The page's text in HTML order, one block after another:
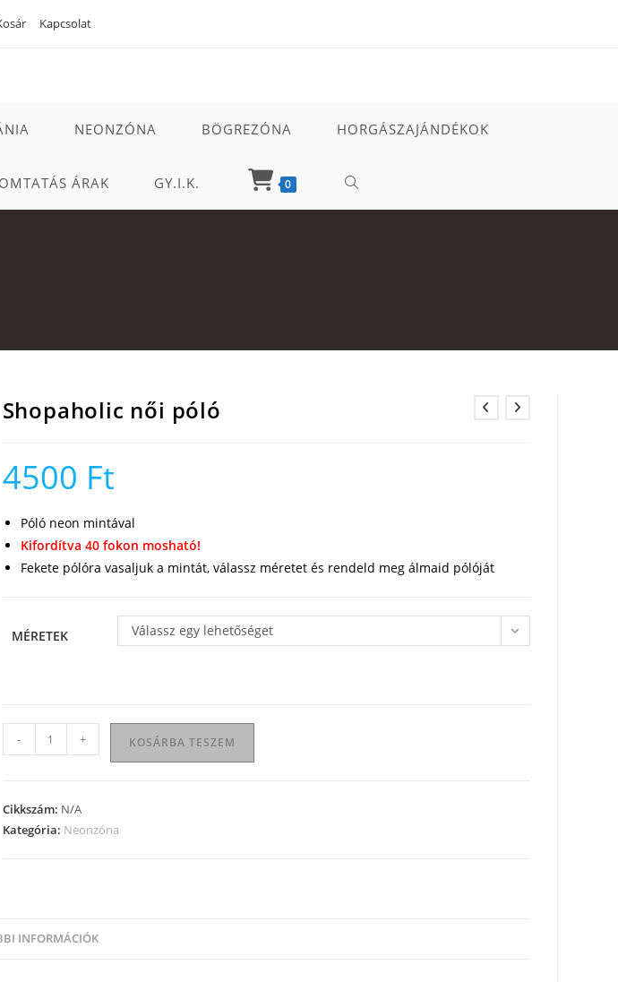
Kapcsolat
NEONZÓNA BÖGREZÓNA HORGÁSZAJÁNDÉKOK
ÁRAK GY.I.K. 0 TOGGLE
Shopaholic női póló
4500 Ft
Póló neon mintával
Kifordítva 40 fokon mosható!
Fekete pólóra vasaljuk a mintát, válassz méretet és rendeld meg álmaid pólóját
MÉRETEK Válassz egy lehetőséget
Shopaholic
női
mennyiség
- + KOSÁRBA TESZEM
Cikkszám: N/A
Kategória: Neonzóna
INFORMÁCIÓK